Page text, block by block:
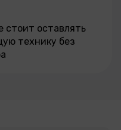
стоит оставлять
технику без